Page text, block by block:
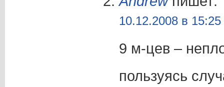
10.12.2008 в 15:25
9 м-цев –
пользуясь